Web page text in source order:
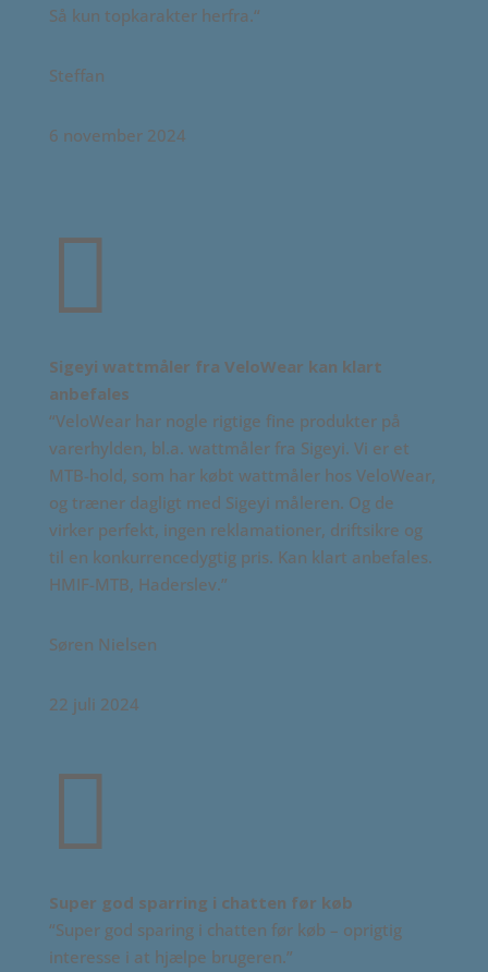
Så kun topkarakter herfra.“
Steffan
6 november 2024

Sigeyi wattmåler fra VeloWear kan klart
anbefales
“VeloWear har nogle rigtige fine produkter på
varerhylden, bl.a. wattmåler fra Sigeyi. Vi er et
MTB-hold, som har købt wattmåler hos VeloWear,
og træner dagligt med Sigeyi måleren. Og de
virker perfekt, ingen reklamationer, driftsikre og
til en konkurrencedygtig pris. Kan klart anbefales.
HMIF-MTB, Haderslev.”
Søren Nielsen
22 juli 2024

Super god sparring i chatten før køb
“Super god sparing i chatten før køb – oprigtig
interesse i at hjælpe brugeren.”